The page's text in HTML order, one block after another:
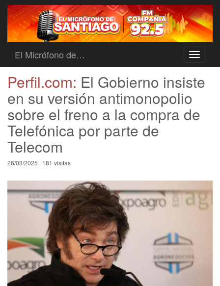
Toggle
El Micrófono de…
Perfil.com: El Gobierno insiste
en su versión antimonopolio
sobre el freno a la compra de
Telefónica por parte de
Telecom
26/03/2025 | 181 visitas